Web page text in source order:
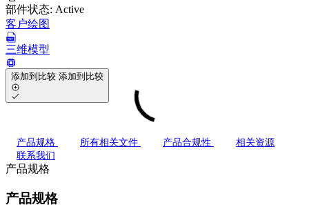
部件状态: Active
客户绘图
三维模型
添加到比较 添加到比较
产品规格 所有相关文件 产品合规性
相关资源
联系我们
产品规格
产品规格